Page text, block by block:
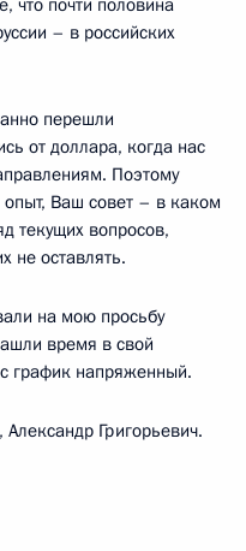
– в российских
перешли
от доллара, когда нас
Поэтому
Ваш совет – в каком
текущих вопросов,
не оставлять.
на мою просьбу
время в свой
график напряженный.
Григорьевич.